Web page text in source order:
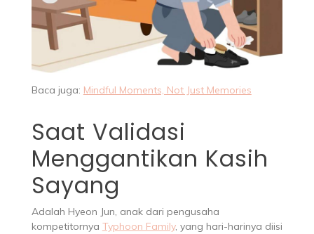
Baca juga: Mindful Moments, Not Just Memories
Saat Validasi
Menggantikan Kasih
Sayang
Adalah Hyeon Jun, anak dari pengusaha
kompetitornya Typhoon Family, yang hari-harinya diisi